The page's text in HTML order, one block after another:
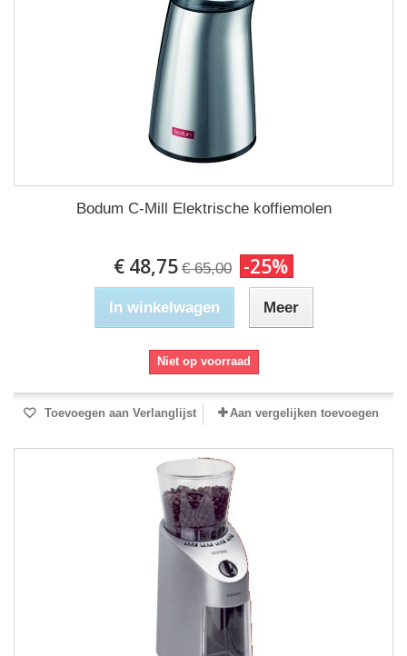
Bodum C-Mill Elektrische koffiemolen
€ 48,75 € 65,00 -25%
In winkelwagen Meer
Niet op voorraad
Toevoegen aan Verlanglijst Aan vergelijken toevoegen